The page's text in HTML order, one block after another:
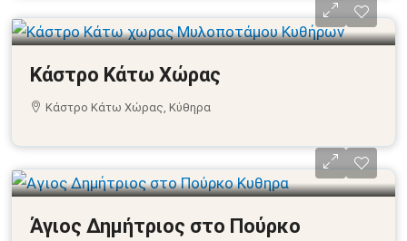
Κάστρο Κάτω Χώρας
Κάστρο Κάτω Χώρας, Κύθηρα
Άγιος Δημήτριος στο Πούρκο